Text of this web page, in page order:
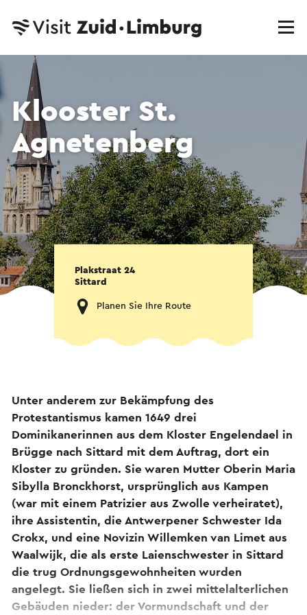
Klooster St.
Agnetenberg
Plakstraat 24
Sittard
Planen Sie Ihre Route
Unter anderem zur Bekämpfung des
Protestantismus kamen 1649 drei
Dominikanerinnen aus dem Kloster Engelendael in
Brügge nach Sittard mit dem Auftrag, dort ein
Kloster zu gründen. Sie waren Mutter Oberin Maria
Sibylla Bronckhorst, ursprünglich aus Kampen
(war mit einem Patrizier aus Zwolle verheiratet),
ihre Assistentin, die Antwerpener Schwester Ida
Crokx, und eine Novizin Willemken van Limet aus
Waalwijk, die als erste Laienschwester in Sittard
die trug Ordnungsgewohnheiten wurden
angelegt. Sie ließen sich in zwei mittelalterlichen
Gebäuden nieder: der Vormundschaft und der